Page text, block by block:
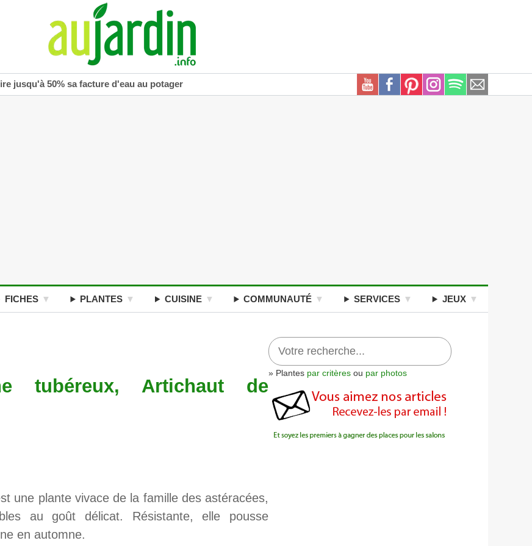
jusqu'à 50% sa facture d'eau au potager
FICHES PLANTES CUISINE COMMUNAUTÉ SERVICES JEUX
tubéreux, Artichaut de
une plante vivace de la famille des astéracées,
au goût délicat. Résistante, elle pousse
en automne.
» Plantes par critères ou par photos